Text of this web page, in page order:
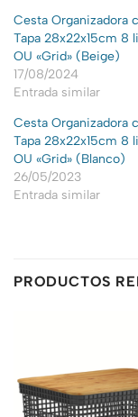
Cesta Organizadora
Tapa 28x22x15cm 8
OU «Grid» (Beige)
17/08/2024
Entrada similar
Cesta Organizadora
Tapa 28x22x15cm 8
OU «Grid» (Blanco)
26/05/2023
Entrada similar
PRODUCTOS